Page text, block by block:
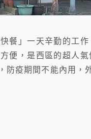
餐」一天辛勤的工
便，是西區的超人
防疫期間不能內用，